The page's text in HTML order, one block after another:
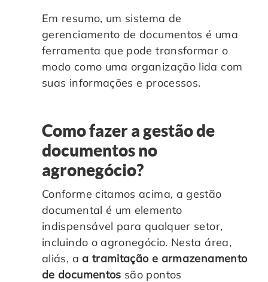
Em resumo, um sistema de
gerenciamento de documentos é uma
ferramenta que pode transformar o
modo como uma organização lida com
suas informações e processos.
Como fazer a gestão de
documentos no
agronegócio?
Conforme citamos acima, a gestão
documental é um elemento
indispensável para qualquer setor,
incluindo o agronegócio. Nesta área,
aliás, a a tramitação e armazenamento
de documentos são pontos